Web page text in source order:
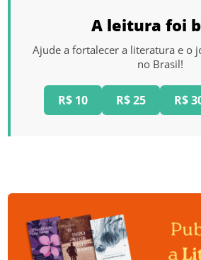
A leitura foi
Ajude a fortalecer a literatura e o
no Brasil!
R$ 10 R$ 25 R$